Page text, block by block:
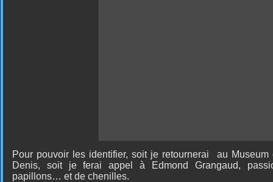
Pour pouvoir les identifier, soit je retournerai
au Museum
Denis, soit je ferai appel à Edmond Grangaud,
papillons… et de chenilles.